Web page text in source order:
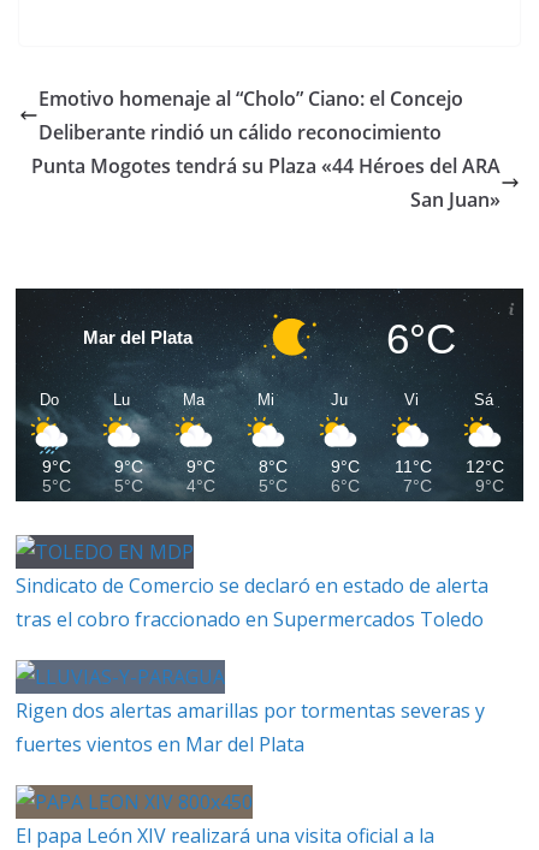
Emotivo homenaje al “Cholo” Ciano: el Concejo
Deliberante rindió un cálido reconocimiento
Punta Mogotes tendrá su Plaza «44 Héroes del ARA
San Juan»
Mar del Plata 6°C
Do
9°C
5°C
Lu
9°C
5°C
Ma
9°C
4°C
Mi
8°C
5°C
Ju
9°C
6°C
Vi
11°C
7°C
Sá
12°C
9°C
Sindicato de Comercio se declaró en estado de alerta
tras el cobro fraccionado en Supermercados Toledo
Rigen dos alertas amarillas por tormentas severas y
fuertes vientos en Mar del Plata
El papa León XIV realizará una visita oficial a la